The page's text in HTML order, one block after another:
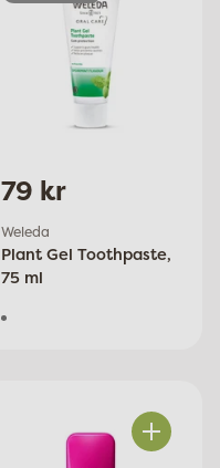
79 kr
Weleda
Plant Gel Toothpaste,
75 ml
Antal